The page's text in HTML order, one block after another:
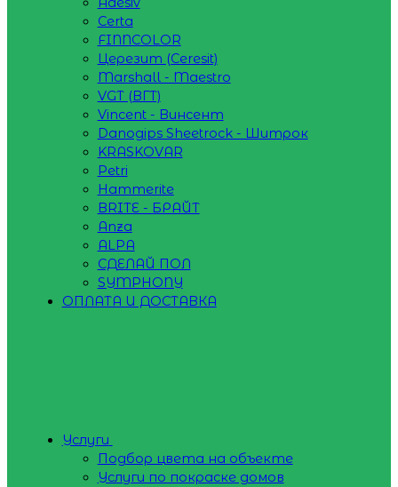
Certa
FINNCOLOR
Церезит (Ceresit)
Marshall - Maestro
VGT (ВГТ)
Vincent - Винсент
Danogips Sheetrock - Шитрок
KRASKOVAR
Petri
Hammerite
BRITE - БРАЙТ
Anza
ALPA
СДЕЛАЙ ПОЛ
SYMPHONY
ОПЛАТА И ДОСТАВКА
Услуги
Подбор цвета на объекте
Услуги по покраске домов